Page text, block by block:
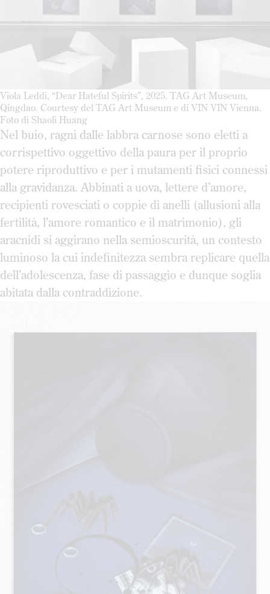
Viola Leddi, “Dear Hateful Spirits”, 2025. TAG Art Museum,
Qingdao. Courtesy del TAG Art Museum e di VIN VIN Vienna.
Foto di Shaoli Huang
Nel buio, ragni dalle labbra carnose sono eletti a
corrispettivo oggettivo della paura per il proprio
potere riproduttivo e per i mutamenti fisici connessi
alla gravidanza. Abbinati a uova, lettere d’amore,
recipienti rovesciati o coppie di anelli (allusioni alla
fertilità, l’amore romantico e il matrimonio), gli
aracnidi si aggirano nella semioscurità, un contesto
luminoso la cui indefinitezza sembra replicare quella
dell’adolescenza, fase di passaggio e dunque soglia
abitata dalla contraddizione.